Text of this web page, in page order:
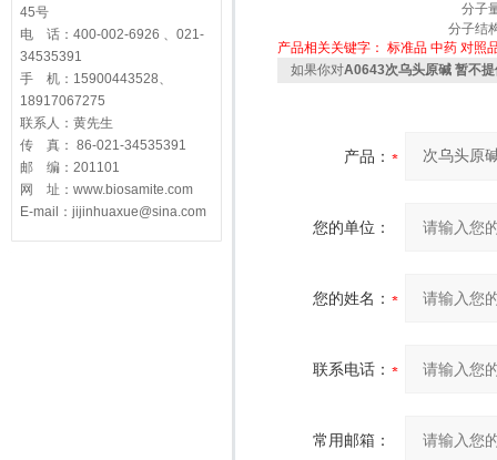
45号
电 话：400-002-6926 、021-
34535391
手 机：15900443528、
18917067275
联系人：黄先生
传 真： 86-021-34535391
邮 编：201101
网 址：www.biosamite.com
E-mail：jijinhuaxue@sina.com
分子
分子结
产品相关关键字： 标准品 中药 对照
如果你对A0643次乌头原碱 暂不
产品：
您的单位：
您的姓名：
联系电话：
常用邮箱：